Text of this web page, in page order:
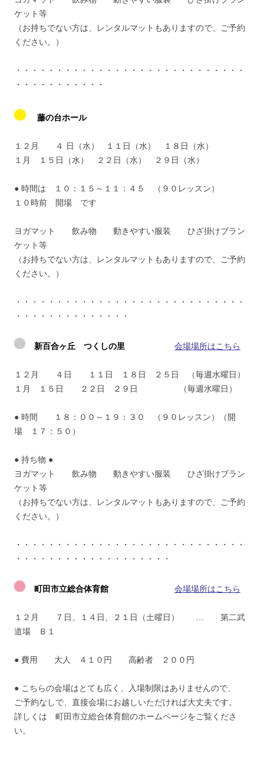
ケット等
（お持ちでない方は、レンタルマットもありますので、ご予約
ください。）
・・・・・・・・・・・・・・・・・・・・・・・・・・・・
・・・・・・・・・・・
藤の台ホール
１２月 ４ 日（水） １１日（水） １８日（水）
１月 １５日（水） ２２日（水） ２９日（水）
● 時間は １０：１５～１１：４５ （９０レッスン）
１０時前 開場 です
ヨガマット 飲み物 動きやすい服装 ひざ掛けブラン
ケット等
（お持ちでない方は、レンタルマットもありますので、ご予約
ください。）
・・・・・・・・・・・・・・・・・・・・・・・・・・・・
・・・・・・・・・・・・・・
新百合ヶ丘 つくしの里 会場場所はこちら
１２月 ４日 １１日 １８日 ２５日 （毎週水曜日）
１月 １５日 ２２日 ２９日 （毎週水曜日）
● 時間 １８：００～１９：３０ （９０レッスン）（開
場 １７：５０）
● 持ち物 ●
ヨガマット 飲み物 動きやすい服装 ひざ掛けブラン
ケット等
（お持ちでない方は、レンタルマットもありますので、ご予約
ください。）
・・・・・・・・・・・・・・・・・・・・・・・・・・・・
・・・・・・・・・・・・・・・・・・・
町田市立総合体育館 会場場所はこちら
１２月 ７日、１４日、２１日（土曜日） … 第二武
道場 Ｂ１
● 費用 大人 ４１０円 高齢者 ２００円
● こちらの会場はとても広く、入場制限はありませんので、
ご予約なしで、直接会場にお越しいただければ大丈夫です。
詳しくは 町田市立総合体育館のホームページをご覧くださ
い。